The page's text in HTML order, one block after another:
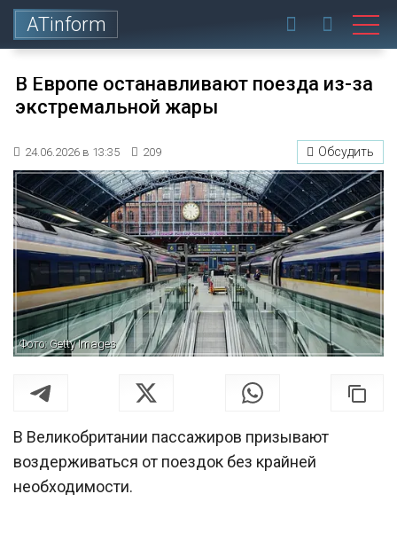
ATinform
В Европе останавливают поезда из-за
экстремальной жары
24.06.2026 в 13:35 209 Обсудить
Фото: Getty Images
В Великобритании пассажиров призывают
воздерживаться от поездок без крайней
необходимости.